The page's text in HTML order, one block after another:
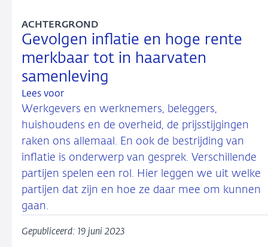
Gevolgen inflatie en hoge rente
merkbaar tot in haarvaten
samenleving
ACHTERGROND
Lees voor
Werkgevers en werknemers, beleggers,
huishoudens en de overheid, de prijsstijgingen
raken ons allemaal. En ook de bestrijding van
inflatie is onderwerp van gesprek. Verschillende
partijen spelen een rol. Hier leggen we uit welke
partijen dat zijn en hoe ze daar mee om kunnen
gaan.
Gepubliceerd: 19 juni 2023